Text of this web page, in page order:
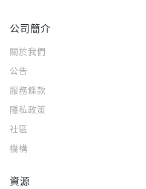
公司簡介
關於我們
公告
服務條款
隱私政策
社區
機構
資源